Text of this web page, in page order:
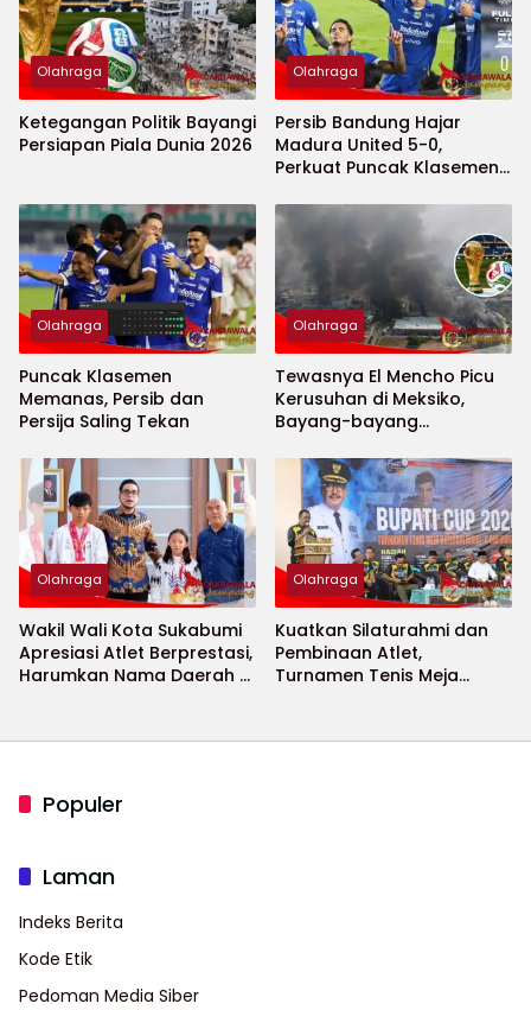
Olahraga
Ketegangan Politik Bayangi
Persiapan Piala Dunia 2026
Olahraga
Persib Bandung Hajar
Madura United 5-0,
Perkuat Puncak Klasemen
Olahraga
Puncak Klasemen
Memanas, Persib dan
Persija Saling Tekan
Olahraga
Tewasnya El Mencho Picu
Kerusuhan di Meksiko,
Bayang-bayang
2026 Menguat
Olahraga
Wakil Wali Kota Sukabumi
Apresiasi Atlet Berprestasi,
Harumkan Nama Daerah di
Olahraga
Kuatkan Silaturahmi dan
Pembinaan Atlet,
Turnamen Tenis Meja
Populer
Laman
Indeks Berita
Kode Etik
Pedoman Media Siber